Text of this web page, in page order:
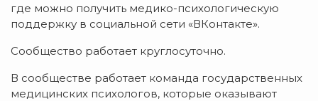
где можно получить медико-психологическую
поддержку в социальной сети «ВКонтакте».
Сообщество работает круглосуточно.
В сообществе работает команда государственных
медицинских психологов, которые оказывают